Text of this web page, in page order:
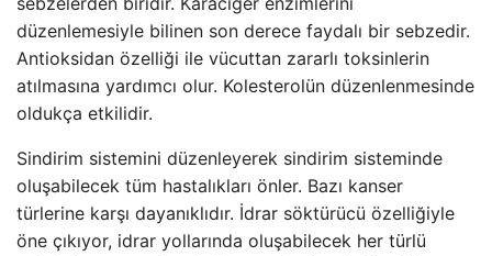
düzenlemesiyle bilinen son derece faydalı bir sebzedir.
Antioksidan özelliği ile vücuttan zararlı toksinlerin
atılmasına yardımcı olur. Kolesterolün düzenlenmesinde
oldukça etkilidir.
Sindirim sistemini düzenleyerek sindirim sisteminde
oluşabilecek tüm hastalıkları önler. Bazı kanser
türlerine karşı dayanıklıdır. İdrar söktürücü özelliğiyle
öne çıkıyor, idrar yollarında oluşabilecek her türlü